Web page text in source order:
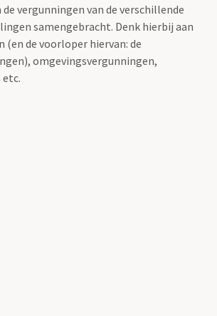
vergunningen van de verschillende
samengebracht. Denk hierbij aan
(en de voorloper hiervan: de
omgevingsvergunningen,